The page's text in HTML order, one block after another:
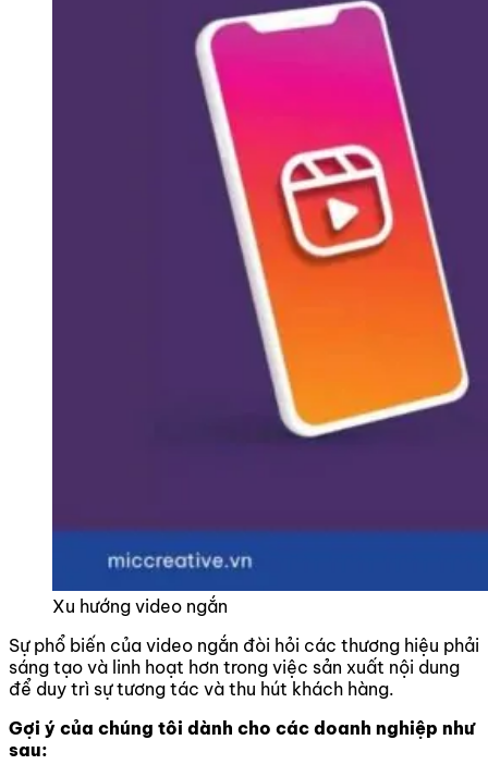
Xu hướng video ngắn
Sự phổ biến của video ngắn đòi hỏi các thương hiệu phải
sáng tạo và linh hoạt hơn trong việc sản xuất nội dung
để duy trì sự tương tác và thu hút khách hàng.
Gợi ý của chúng tôi dành cho các doanh nghiệp như
sau: